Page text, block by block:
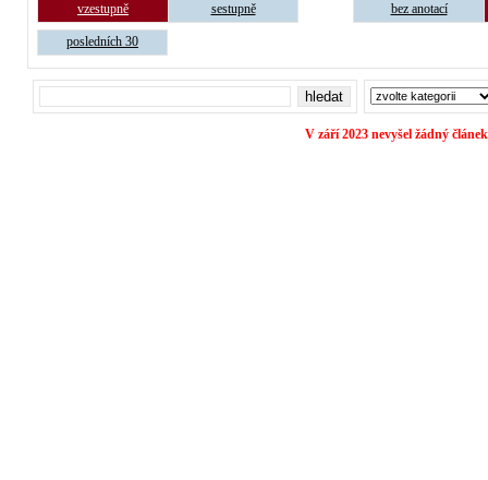
vzestupně sestupně bez anotací
posledních 30
V září 2023 nevyšel žádný